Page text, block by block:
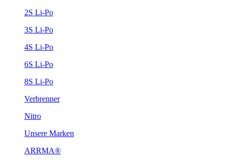
2S Li-Po
3S Li-Po
4S Li-Po
6S Li-Po
8S Li-Po
Verbrenner
Nitro
Unsere Marken
ARRMA®